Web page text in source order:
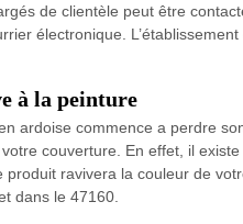
de clientèle peut être
électronique.
à la peinture
ardoise commence a perdre
couverture. En effet, il
ravivera la couleur de
dans le 47160.